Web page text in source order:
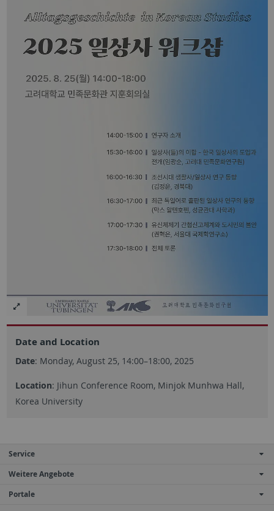
Date and Location
Date: Monday, August 25, 14:00–18:00, 2025
Location: Jihun Conference Room, Minjok Munhwa Hall,
Korea University
Service
Weitere Angebote
Portale